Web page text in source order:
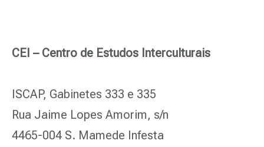
CEI – Centro de Estudos Interculturais
ISCAP, Gabinetes 333 e 335
Rua Jaime Lopes Amorim, s/n
4465-004 S. Mamede Infesta